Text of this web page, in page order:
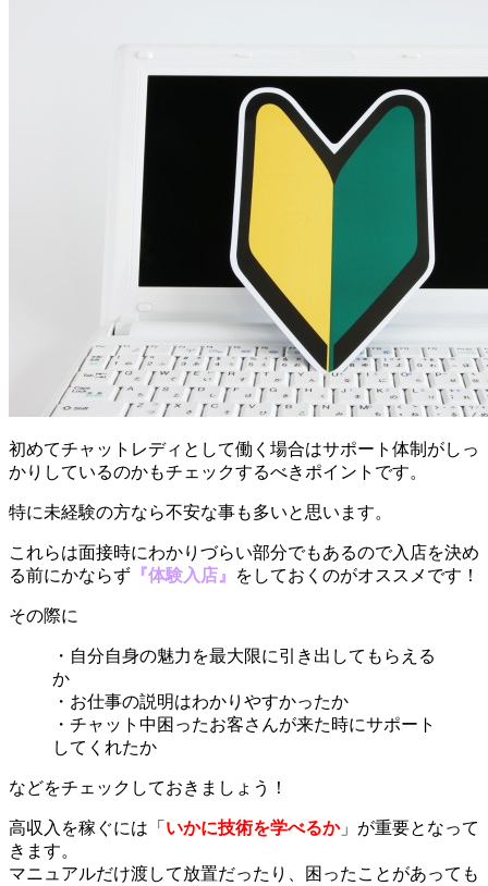
初めてチャットレディとして働く場合はサポート体制がしっ
かりしているのかもチェックするべきポイントです。
特に未経験の方なら不安な事も多いと思います。
これらは面接時にわかりづらい部分でもあるので入店を決め
る前にかならず 『体験入店』 をしておくのがオススメです！
その際に
・自分自身の魅力を最大限に引き出してもらえる
か
・お仕事の説明はわかりやすかったか
・チャット中困ったお客さんが来た時にサポート
してくれたか
などをチェックしておきましょう！
高収入を稼ぐには「 いかに技術を学べるか」が重要となって
きます。
マニュアルだけ渡して放置だったり、困ったことがあっても